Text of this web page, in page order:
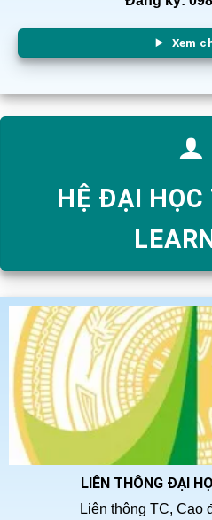
Xem
HỆ ĐẠI
LIÊN THÔNG ĐẠI
Liên thông TC, Cao